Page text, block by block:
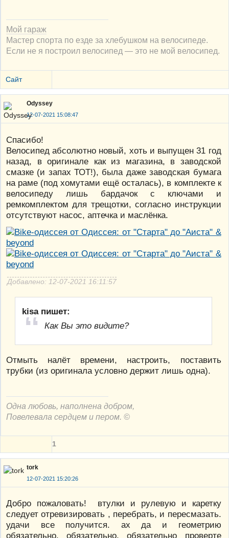
Мой гараж
Мастер спорта по езде за хлебушком на велосипеде.
Если не я построил велосипед — это не мой велосипед.
Сайт
Odyssey
12-07-2021 15:08:47
Спасибо!
Велосипед абсолютно новый, хоть и выпущен 31 год
назад, в оригинале как из магазина, в заводской
смазке (и запах ТОТ!), была даже заводская бумага
на раме (под хомутами ещё осталась), в комплекте к
велосипеду лишь бардачок с ключами и
ремкомплектом для трещотки, согласно инструкции
отсутствуют насос, аптечка и маслёнка.
Добавлено: 12-07-2021 16:11:57
kisa пишет:
Как Вы это видите?
Отмыть налёт времени, настроить, поставить
трубки (из оригинала условно держит лишь одна).
Одна любовь, наполнена добром,
Повелевала сердцем и пером. ©
1
tork
12-07-2021 15:20:26
Добро пожаловать! втулки и рулевую и каретку
следует отревизировать , перебрать, и пересмазать.
удачи все получится. ах да и геометрию
обязательно, обязательно, обязательно проверте